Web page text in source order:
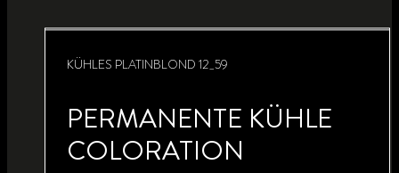
KÜHLES PLATINBLOND 12_59
PERMANENTE KÜHLE
COLORATION